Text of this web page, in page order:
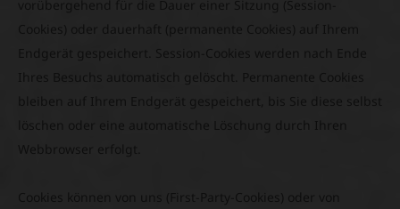
vorübergehend für die Dauer einer Sitzung (Session-
Cookies) oder dauerhaft (permanente Cookies) auf Ihrem
Endgerät gespeichert. Session-Cookies werden nach Ende
Ihres Besuchs automatisch gelöscht. Permanente Cookies
bleiben auf Ihrem Endgerät gespeichert, bis Sie diese selbst
löschen oder eine automatische Löschung durch Ihren
Webbrowser erfolgt.